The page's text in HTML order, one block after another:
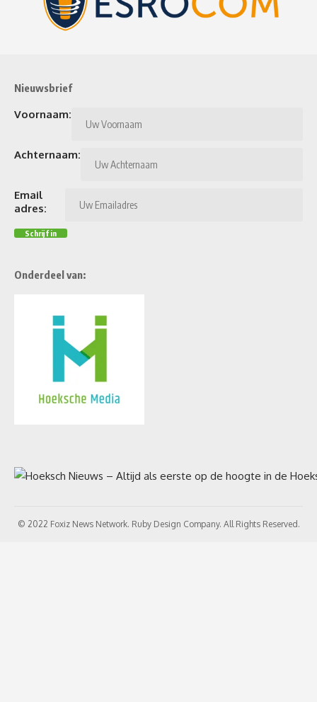
Nieuwsbrief
Voornaam:
Achternaam:
Email
adres:
Onderdeel van:
© 2022 Foxiz News Network. Ruby Design Company. All Rights Reserved.